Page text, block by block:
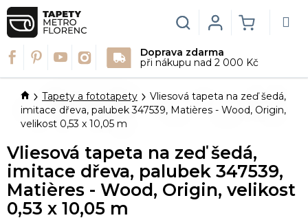
Přejít
na
obsah
Doprava zdarma
při nákupu nad 2 000 Kč
Hledat
KOŠÍK
Login
DomůTapety a fototapety
Vliesová tapeta na zeď šedá,
imitace dřeva, palubek 347539, Matières - Wood, Origin,
velikost 0,53 x 10,05 m
Vliesová tapeta na zeď šedá,
imitace dřeva, palubek 347539,
Matières - Wood, Origin, velikost
0,53 x 10,05 m